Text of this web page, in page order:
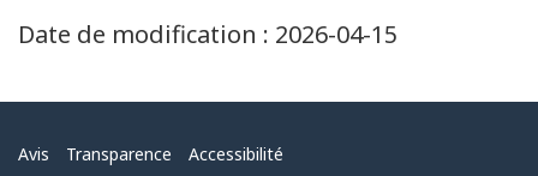
Date de modification : 2026-04-15
Menu
Avis Transparence Accessibilité